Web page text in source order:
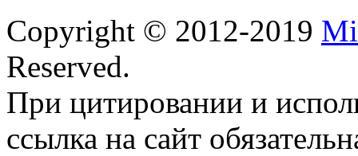
Copyright © 2012-2019
Reserved.
При цитировании и
ссылка на сайт